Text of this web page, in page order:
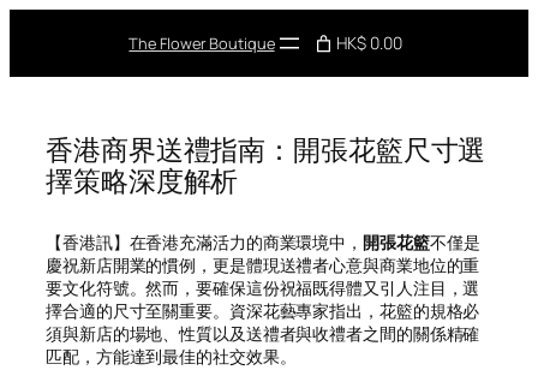
The Flower Boutique HK$ 0.00
香港商界送禮指南：開張花籃尺寸選
擇策略深度解析
【香港訊】在香港充滿活力的商業環境中， 開張花籃不僅是
慶祝新店開業的慣例，更是體現送禮者心意與商業地位的重
要文化符號。然而，要確保這份祝福既得體又引人注目，選
擇合適的尺寸至關重要。資深花藝專家指出，花籃的規格必
須與新店的場地、性質以及送禮者與收禮者之間的關係精確
匹配，方能達到最佳的社交效果。